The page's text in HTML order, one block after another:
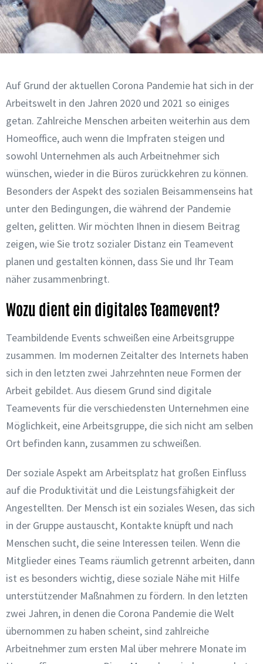
Auf Grund der aktuellen Corona Pandemie hat sich in der
Arbeitswelt in den Jahren 2020 und 2021 so einiges
getan. Zahlreiche Menschen arbeiten weiterhin aus dem
Homeoffice, auch wenn die Impfraten steigen und
sowohl Unternehmen als auch Arbeitnehmer sich
wünschen, wieder in die Büros zurückkehren zu können.
Besonders der Aspekt des sozialen Beisammenseins hat
unter den Bedingungen, die während der Pandemie
gelten, gelitten. Wir möchten Ihnen in diesem Beitrag
zeigen, wie Sie trotz sozialer Distanz ein Teamevent
planen und gestalten können, dass Sie und Ihr Team
näher zusammenbringt.
Wozu dient ein digitales Teamevent?
Teambildende Events schweißen eine Arbeitsgruppe
zusammen. Im modernen Zeitalter des Internets haben
sich in den letzten zwei Jahrzehnten neue Formen der
Arbeit gebildet. Aus diesem Grund sind digitale
Teamevents für die verschiedensten Unternehmen eine
Möglichkeit, eine Arbeitsgruppe, die sich nicht am selben
Ort befinden kann, zusammen zu schweißen.
Der soziale Aspekt am Arbeitsplatz hat großen Einfluss
auf die Produktivität und die Leistungsfähigkeit der
Angestellten. Der Mensch ist ein soziales Wesen, das sich
in der Gruppe austauscht, Kontakte knüpft und nach
Menschen sucht, die seine Interessen teilen. Wenn die
Mitglieder eines Teams räumlich getrennt arbeiten, dann
ist es besonders wichtig, diese soziale Nähe mit Hilfe
unterstützender Maßnahmen zu fördern. In den letzten
zwei Jahren, in denen die Corona Pandemie die Welt
übernommen zu haben scheint, sind zahlreiche
Arbeitnehmer zum ersten Mal über mehrere Monate im